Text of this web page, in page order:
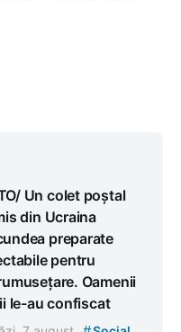
Un colet poștal
din Ucraina
preparate
pentru
Oamenii
le-au confiscat